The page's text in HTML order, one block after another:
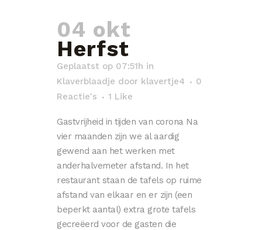
04 okt
Herfst
Geplaatst op 07:51h in
Klaverblaadje door klavertje4
0
Reactie's
1 Like
Gastvrijheid in tijden van corona Na
vier maanden zijn we al aardig
gewend aan het werken met
anderhalvemeter afstand. In het
restaurant staan de tafels op ruime
afstand van elkaar en er zijn (een
beperkt aantal) extra grote tafels
gecreëerd voor de gasten die